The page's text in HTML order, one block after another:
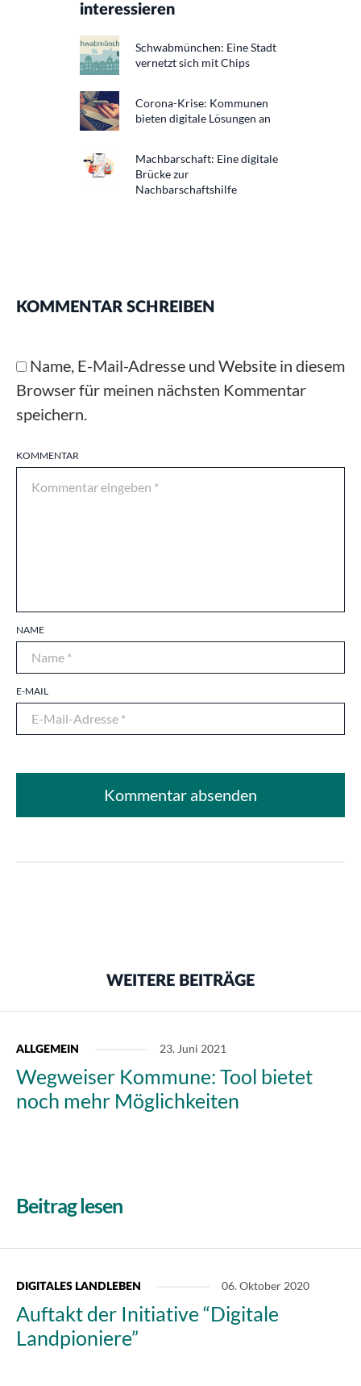
interessieren
Schwabmünchen: Eine Stadt
vernetzt sich mit Chips
Corona-Krise: Kommunen
bieten digitale Lösungen an
Machbarschaft: Eine digitale
Brücke zur
Nachbarschaftshilfe
KOMMENTAR SCHREIBEN
KOMMENTAR
NAME
E-MAIL
Name, E-Mail-Adresse und Website in diesem
Browser für meinen nächsten Kommentar
speichern.
WEITERE BEITRÄGE
ALLGEMEIN 23. Juni 2021
Wegweiser Kommune: Tool bietet
noch mehr Möglichkeiten
Beitrag lesen
DIGITALES LANDLEBEN 06. Oktober 2020
Auftakt der Initiative “Digitale
Landpioniere”